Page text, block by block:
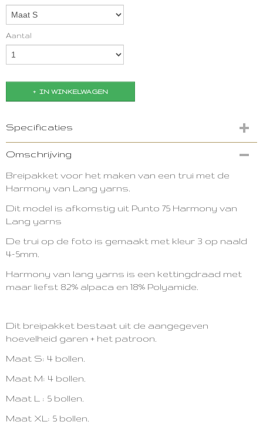
Aantal
IN WINKELWAGEN
Specificaties
Omschrijving
Breipakket voor het maken van een trui met de
Harmony van Lang yarns.
Dit model is afkomstig uit Punto 75 Harmony van
Lang yarns
De trui op de foto is gemaakt met kleur 3 op naald
4-5mm.
Harmony van lang yarns is een kettingdraad met
maar liefst 82% alpaca en 18% Polyamide.
Dit breipakket bestaat uit de aangegeven
hoevelheid garen + het patroon.
Maat S: 4 bollen.
Maat M: 4 bollen.
Maat L : 5 bollen.
Maat XL: 5 bollen.